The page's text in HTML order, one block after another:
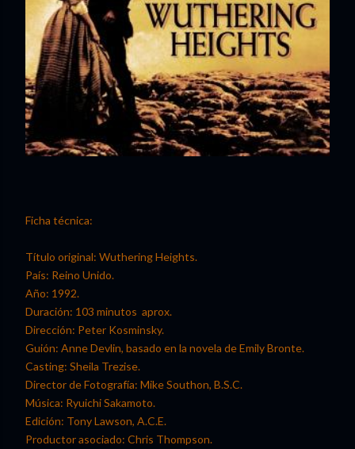
Ficha técnica:
Título original: Wuthering Heights.
País: Reino Unido.
Año: 1992.
Duración: 103 minutos aprox.
Dirección: Peter Kosminsky.
Guión: Anne Devlin, basado en la novela de Emily Bronte.
Casting: Sheila Trezise.
Director de Fotografía: Mike Southon, B.S.C.
Música: Ryuichi Sakamoto.
Edición: Tony Lawson, A.C.E.
Productor asociado: Chris Thompson.